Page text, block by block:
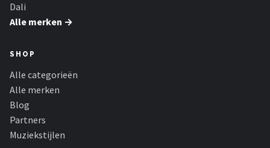
Dali
Alle merken →
SHOP
Alle categorieën
Alle merken
Blog
Partners
Muziekstijlen